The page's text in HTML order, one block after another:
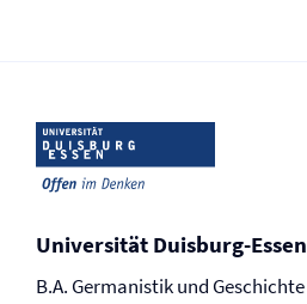
Universität Duisburg-Essen
B.A. Germanistik und Geschichte